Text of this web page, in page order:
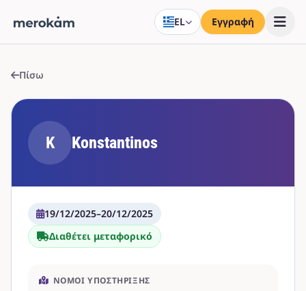
EL Εγγραφή
Πίσω
K Konstantinos
19/12/2025–20/12/2025
Διαθέτει μεταφορικό
ΝΟΜΟΊ ΥΠΟΣΤΉΡΙΞΗΣ